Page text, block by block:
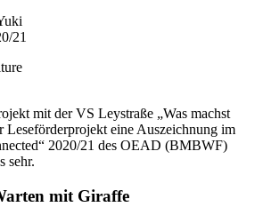
mit der VS Leystraße „Was machst
Leseförderprojekt eine Auszeichnung im
2020/21 des OEAD (BMBWF)
sehr.
mit Giraffe